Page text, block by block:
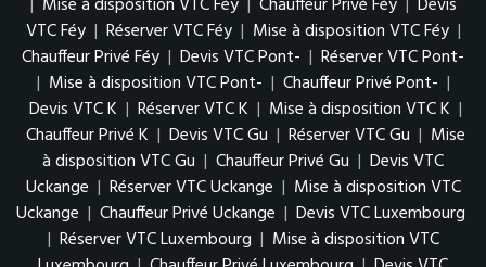
VTC Féy | Réserver VTC Féy | Mise à disposition VTC Féy |
Chauffeur Privé Féy | Devis VTC Pont- | Réserver VTC Pont-
| Mise à disposition VTC Pont- | Chauffeur Privé Pont- |
Devis VTC K | Réserver VTC K | Mise à disposition VTC K |
Chauffeur Privé K | Devis VTC Gu | Réserver VTC Gu | Mise
à disposition VTC Gu | Chauffeur Privé Gu | Devis VTC
Uckange | Réserver VTC Uckange | Mise à disposition VTC
Uckange | Chauffeur Privé Uckange | Devis VTC Luxembourg
| Réserver VTC Luxembourg | Mise à disposition VTC